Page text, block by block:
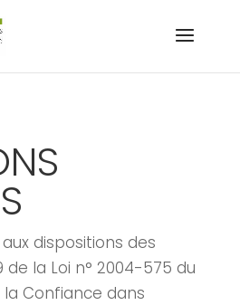
dispositions des
de la Loi n° 2004-575 du
la Confiance dans